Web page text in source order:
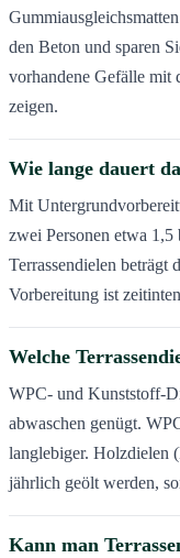
den Beton und sparen
vorhandene Gefälle mit
zeigen.
Wie lange dauert
Mit
zwei Personen etwa
Terrassendielen beträgt
Vorbereitung ist
Welche
WPC- und Kunststoff-
abwaschen genügt.
langlebiger. Holzdielen
jährlich geölt werden,
Kann man